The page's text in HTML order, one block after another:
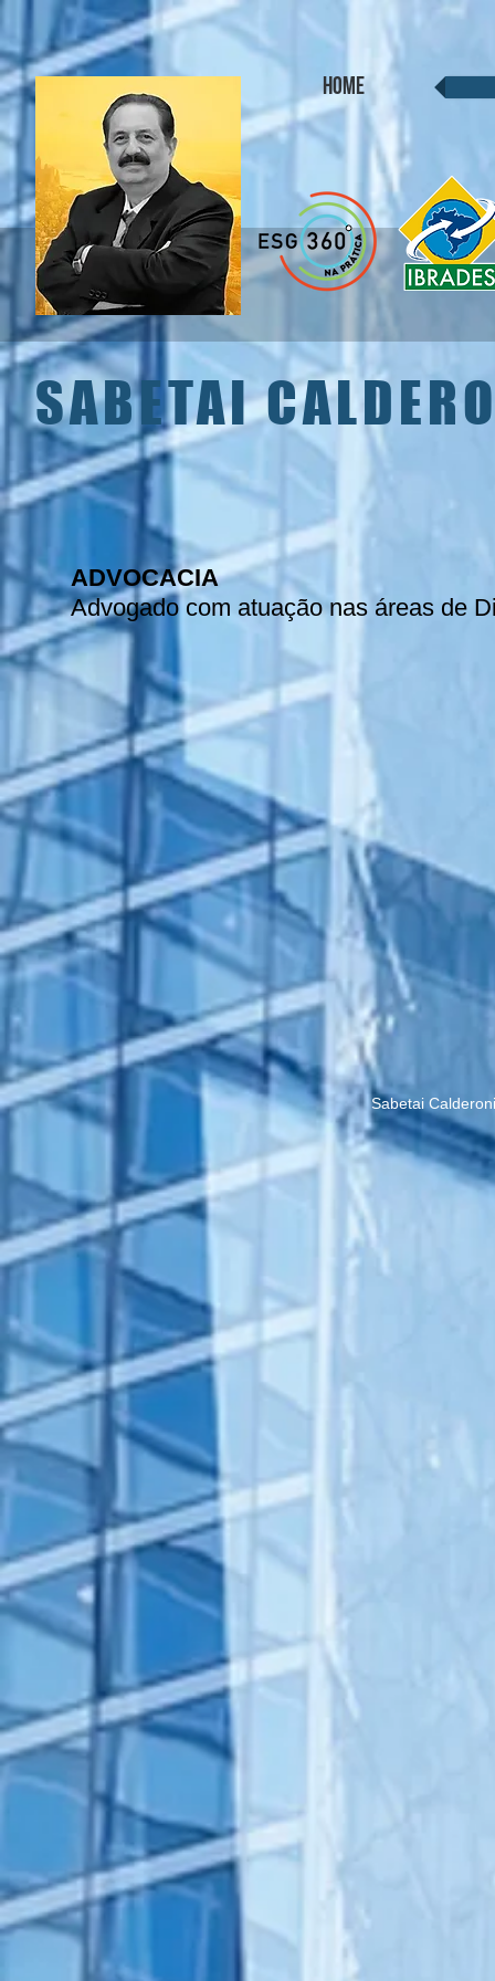
HOME
SABETAI
ADVOCACIA
Advogado com atuação nas áreas de
Sabetai